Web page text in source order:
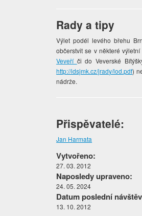
Rady a tipy
Výlet podél levého břehu
občerstvit se v některé
Veveří či do Veverské
http://idsjmk.cz/jrady/lod.pdf)
nádrže.
Přispěvatelé:
Jan Harmata
Vytvořeno:
27. 03. 2012
Naposledy upraveno:
24. 05. 2024
Datum poslední
13. 10. 2012